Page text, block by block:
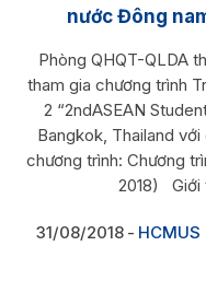
nước Đông
Phòng QHQT-QLDA
tham gia chương trình
2 “2ndASEAN
Bangkok, Thailand
chương trình: Chương
2018) Giới
31/08/2018 HCMUS